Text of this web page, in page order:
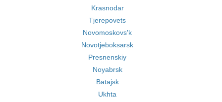
Krasnodar
Tjerepovets
Novomoskovs'k
Novotjeboksarsk
Presnenskiy
Noyabrsk
Batajsk
Ukhta